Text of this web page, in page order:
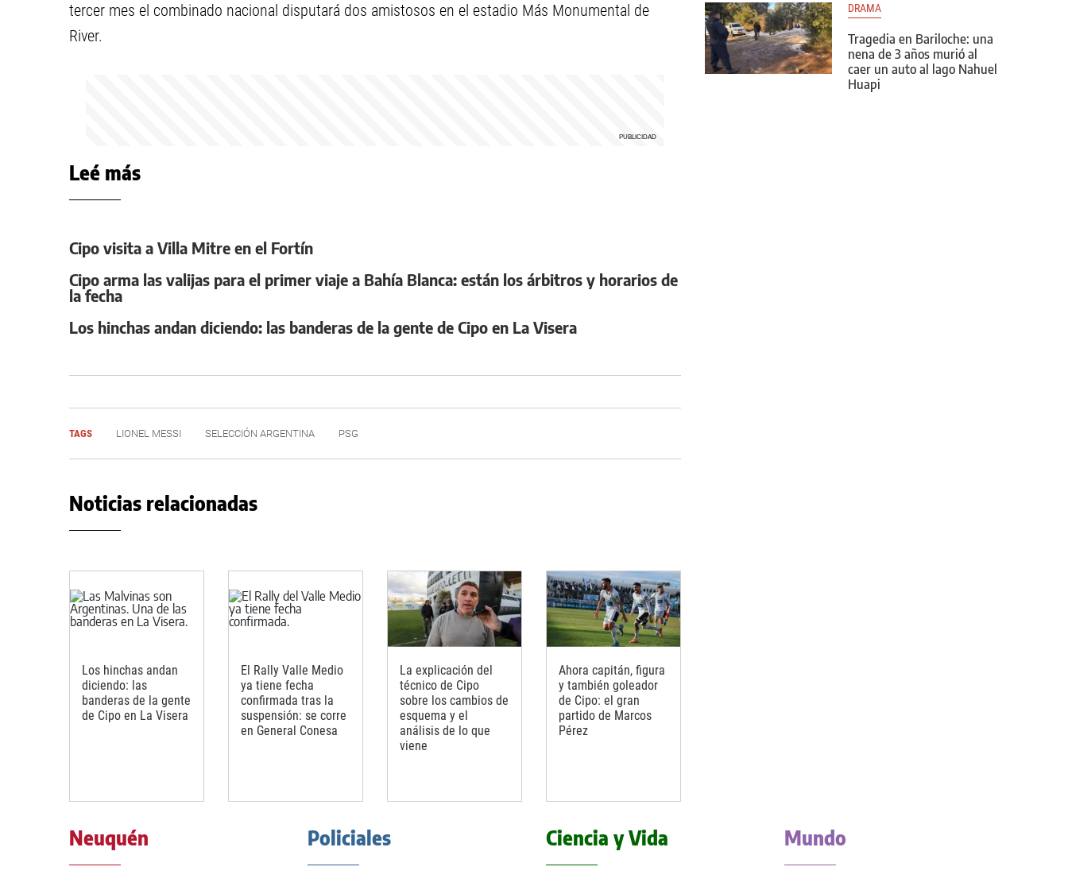
tercer mes el combinado nacional disputará dos amistosos en el estadio Más Monumental de
River.
Leé más
Cipo visita a Villa Mitre en el Fortín
Cipo arma las valijas para el primer viaje a Bahía Blanca: están los árbitros y horarios de
la fecha
Los hinchas andan diciendo: las banderas de la gente de Cipo en La Visera
TAGS LIONEL MESSI SELECCIÓN ARGENTINA PSG
Noticias relacionadas
Los hinchas andan
diciendo: las
banderas de la gente
de Cipo en La Visera
El Rally Valle Medio
ya tiene fecha
confirmada tras la
suspensión: se corre
en General Conesa
La explicación del
técnico de Cipo
sobre los cambios de
esquema y el
análisis de lo que
viene
Ahora capitán, figura
y también goleador
de Cipo: el gran
partido de Marcos
Pérez
DRAMA
Tragedia en Bariloche: una
nena de 3 años murió al
caer un auto al lago Nahuel
Huapi
Neuquén Policiales Ciencia y Vida Mundo